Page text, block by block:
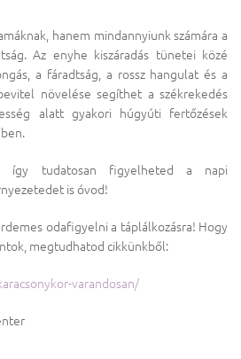
hanem mindannyiunk számára a
Az enyhe kiszáradás tünetei közé
a fáradtság, a rossz hangulat és a
növelése segíthet a székrekedés
alatt gyakori húgyúti fertőzések
így tudatosan figyelheted a napi
is óvod!
odafigyelni a táplálkozásra! Hogy
megtudhatod cikkünkből:
varandosan/